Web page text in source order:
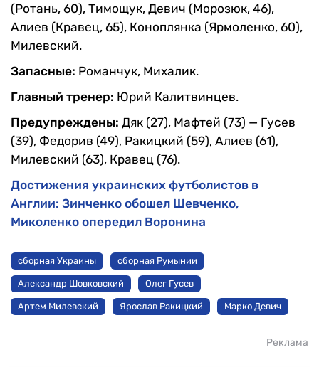
(Ротань, 60), Тимощук, Девич (Морозюк, 46),
Алиев (Кравец, 65), Коноплянка (Ярмоленко, 60),
Милевский.
Запасные: Романчук, Михалик.
Главный тренер: Юрий Калитвинцев.
Предупреждены: Дяк (27), Мафтей (73) — Гусев
(39), Федорив (49), Ракицкий (59), Алиев (61),
Милевский (63), Кравец (76).
Достижения украинских футболистов в
Англии: Зинченко обошел Шевченко,
Миколенко опередил Воронина
сборная Украины сборная Румынии
Александр Шовковский Олег Гусев
Артем Милевский Ярослав Ракицкий Марко Девич
Реклама